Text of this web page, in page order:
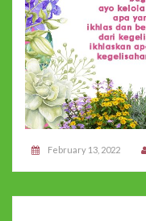
February 13, 2022